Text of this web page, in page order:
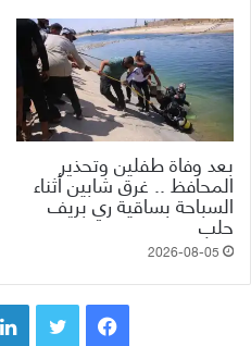
بعد وفاة طفلين وتحذير
المحافظ .. غرق شابين أثناء
السباحة بساقية ري بريف
حلب
2026-08-05